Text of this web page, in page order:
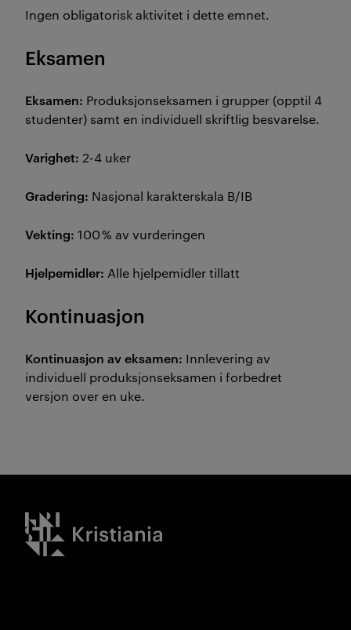
Ingen obligatorisk aktivitet i dette emnet.
Eksamen
Eksamen: Produksjonseksamen i grupper (opptil 4
studenter) samt en individuell skriftlig besvarelse.
Varighet: 2-4 uker
Gradering: Nasjonal karakterskala B/IB
Vekting: 100 % av vurderingen
Hjelpemidler: Alle hjelpemidler tillatt
Kontinuasjon
Kontinuasjon av eksamen: Innlevering av
individuell produksjonseksamen i forbedret
versjon over en uke.
Kristiania logo